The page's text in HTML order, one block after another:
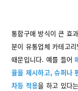
통합구매 방식이 큰 효
분이 유통업체 카테고
때문입니다. 예를 들어
율을 제시하고, 슈퍼나
차등 적용을 하고 있다